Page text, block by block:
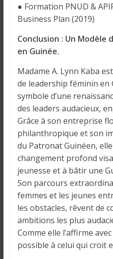
● Formation PNUD &
Business Plan (2019)
Conclusion : Un Modèle
en Guinée.
Madame A. Lynn Kaba
de leadership féminin en
symbole d’une
des leaders audacieux,
Grâce à son entreprise
philanthropique et son
du Patronat Guinéen,
changement profond
jeunesse et à bâtir une
Son parcours
femmes et les jeunes
les obstacles, rêvent de
ambitions les plus
Comme elle l’affirme
possible à celui qui croit